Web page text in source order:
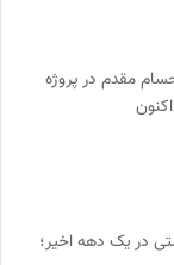
مقدم در پروژه
در یک دهه اخیر؛